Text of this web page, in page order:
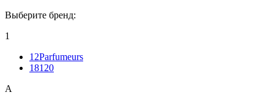
Выберите бренд:
1
12Parfumeurs
18120
A